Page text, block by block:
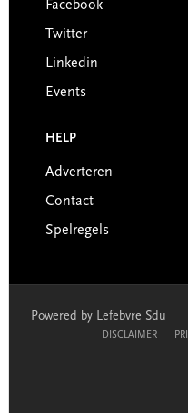
Facebook
Twitter
Linkedin
Events
HELP
Adverteren
Contact
Spelregels
Powered by Lefebvre Sdu
DISCLAIMER